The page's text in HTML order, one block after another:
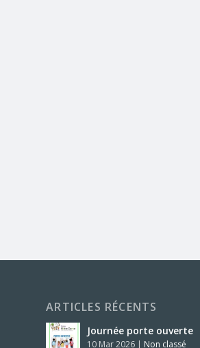
ARTICLES RÉCENTS
Journée porte ouverte
10 Mar 2026 | Non classé